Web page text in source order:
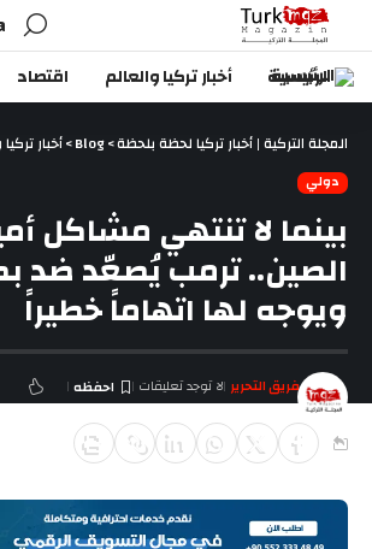
الرئيسية أخبار تركيا والعالم اقتصاد
المجلة التركية | أخبار تركيا لحظة بلحظة>
Blog
>أخبار
دولي
بينما لا تنتهي مشاكل
الصين.. ترمب يُصعّد ضد
ويوجه لها اتهاماً خطيراً
آخر تحديث أغسطس 19, 2018 7:54 م
فريق التحرير لا توجد تعليقات